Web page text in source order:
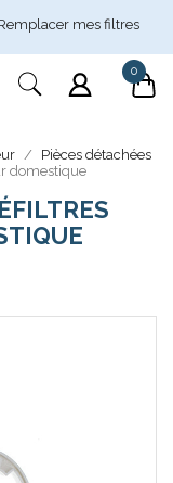
mes filtres
0
Pièces détachées
domestique